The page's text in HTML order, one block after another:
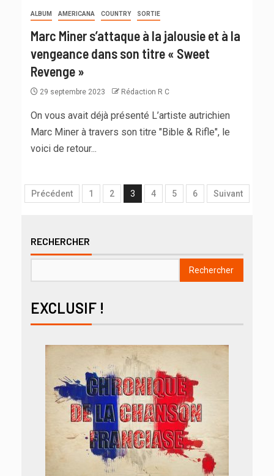
ALBUM AMERICANA COUNTRY SORTIE
Marc Miner s’attaque à la jalousie et à la
vengeance dans son titre « Sweet
Revenge »
29 septembre 2023 Rédaction R C
On vous avait déjà présenté L’artiste autrichien
Marc Miner à travers son titre "Bible & Rifle", le
voici de retour...
Précédent 1 2 3 4 5 6 Suivant
RECHERCHER
Rechercher
EXCLUSIF !